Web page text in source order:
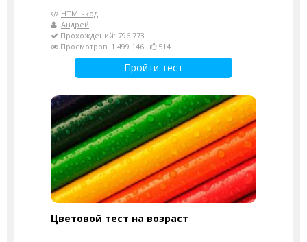
HTML-код
Андрей
Прохождений: 796 773
Просмотров: 1 499 146
514
Пройти тест
Цветовой тест на возраст